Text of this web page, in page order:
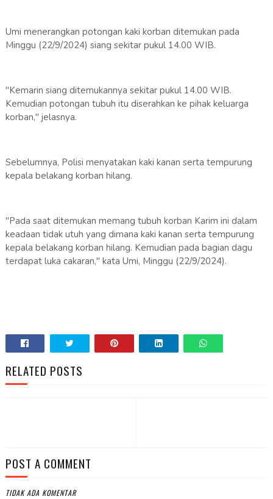
Umi menerangkan potongan kaki korban ditemukan pada
Minggu (22/9/2024) siang sekitar pukul 14.00 WIB.
"Kemarin siang ditemukannya sekitar pukul 14.00 WIB.
Kemudian potongan tubuh itu diserahkan ke pihak keluarga
korban," jelasnya.
Sebelumnya, Polisi menyatakan kaki kanan serta tempurung
kepala belakang korban hilang.
"Pada saat ditemukan memang tubuh korban Karim ini dalam
keadaan tidak utuh yang dimana kaki kanan serta tempurung
kepala belakang korban hilang. Kemudian pada bagian dagu
terdapat luka cakaran," kata Umi, Minggu (22/9/2024).
RELATED POSTS
POST A COMMENT
TIDAK ADA KOMENTAR